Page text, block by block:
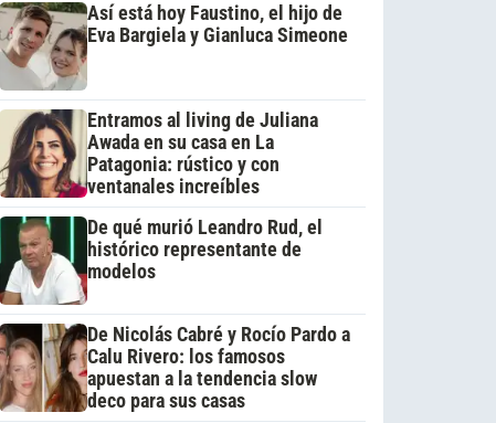
Así está hoy Faustino, el hijo de
Eva Bargiela y Gianluca Simeone
Entramos al living de Juliana
Awada en su casa en La
Patagonia: rústico y con
ventanales increíbles
De qué murió Leandro Rud, el
histórico representante de
modelos
De Nicolás Cabré y Rocío Pardo a
Calu Rivero: los famosos
apuestan a la tendencia slow
deco para sus casas